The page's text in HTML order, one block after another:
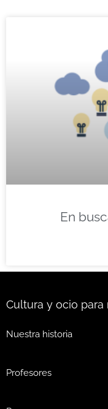
En
Cultura y ocio
Nuestra historia
Profesores